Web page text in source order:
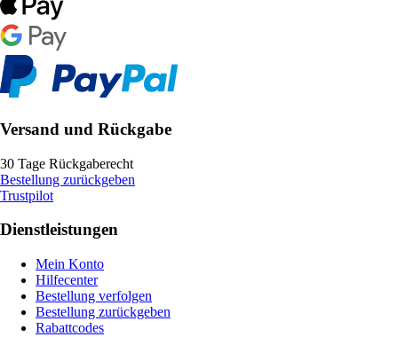
Versand und Rückgabe
30 Tage Rückgaberecht
Bestellung zurückgeben
Trustpilot
Dienstleistungen
Mein Konto
Hilfecenter
Bestellung verfolgen
Bestellung zurückgeben
Rabattcodes